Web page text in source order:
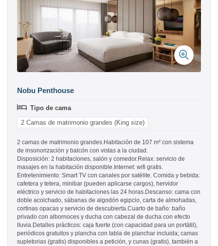
Nobu Penthouse
Tipo de cama
2 Camas de matrimonio grandes (King size)
2 camas de matrimonio grandes.Habitación de 107 m² con sistema
de insonorización y balcón con vistas a la ciudad.
Disposición: 2 habitaciones, salón y comedor.Relax: servicio de
masajes en la habitación disponible.Internet: wifi gratis.
Entretenimiento: Smart TV con canales por satélite. Comida y bebida:
cafetera y tetera, minibar (pueden aplicarse cargos), hervidor
eléctrico y servicio de habitaciones las 24 horas.Descanso: cama con
doble acolchado, sábanas de algodón egipcio, carta de almohadas,
cortinas opacas y servicio de descubierta.Cuarto de baño: baño
privado con albornoces y ducha con cabezal de ducha con efecto
lluvia.Detalles prácticos: caja fuerte (con capacidad para un portátil),
periódicos gratuitos y plancha con tabla de planchar incluida; camas
supletorias (gratis) disponibles a petición, y cunas (gratis), también a